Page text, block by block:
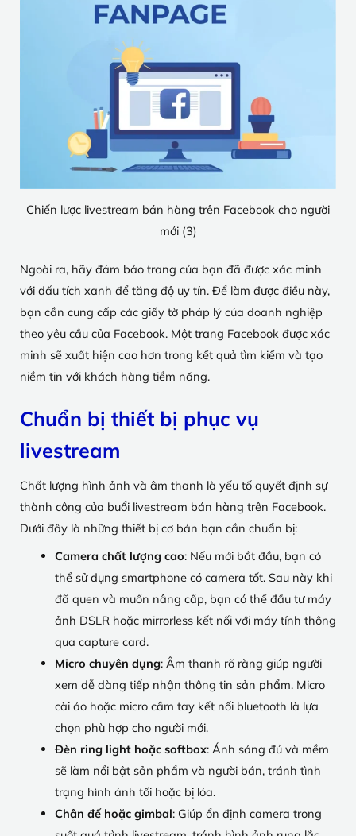
Chiến lược livestream bán hàng trên Facebook cho người
mới (3)
Ngoài ra, hãy đảm bảo trang của bạn đã được xác minh
với dấu tích xanh để tăng độ uy tín. Để làm được điều này,
bạn cần cung cấp các giấy tờ pháp lý của doanh nghiệp
theo yêu cầu của Facebook. Một trang Facebook được xác
minh sẽ xuất hiện cao hơn trong kết quả tìm kiếm và tạo
niềm tin với khách hàng tiềm năng.
Chuẩn bị thiết bị phục vụ
livestream
Chất lượng hình ảnh và âm thanh là yếu tố quyết định sự
thành công của buổi livestream bán hàng trên Facebook.
Dưới đây là những thiết bị cơ bản bạn cần chuẩn bị:
Camera chất lượng cao: Nếu mới bắt đầu, bạn có
thể sử dụng smartphone có camera tốt. Sau này khi
đã quen và muốn nâng cấp, bạn có thể đầu tư máy
ảnh DSLR hoặc mirrorless kết nối với máy tính thông
qua capture card.
Micro chuyên dụng: Âm thanh rõ ràng giúp người
xem dễ dàng tiếp nhận thông tin sản phẩm. Micro
cài áo hoặc micro cầm tay kết nối bluetooth là lựa
chọn phù hợp cho người mới.
Đèn ring light hoặc softbox: Ánh sáng đủ và mềm
sẽ làm nổi bật sản phẩm và người bán, tránh tình
trạng hình ảnh tối hoặc bị lóa.
Chân đế hoặc gimbal: Giúp ổn định camera trong